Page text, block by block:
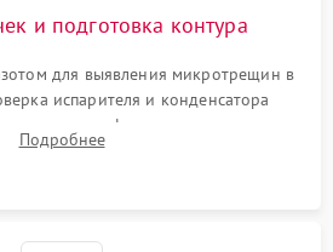
и подготовка контура
для выявления микротрещин в
испарителя и конденсатора
старого фильтра-осушителя и
трубки для устранения засоров.
Подробнее